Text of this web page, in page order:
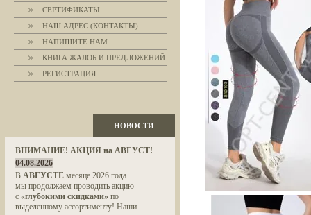
СЕРТИФИКАТЫ
НАШ АДРЕС (КОНТАКТЫ)
НАПИШИТЕ НАМ
КНИГА ЖАЛОБ И ПРЕДЛОЖЕНИЙ
РЕГИСТРАЦИЯ
НОВОСТИ
ВНИМАНИЕ! АКЦИЯ на АВГУСТ!
04.08.2026
В АВГУСТЕ месяце 2026 года
мы продолжаем проводить акцию
с «глубокими скидками» по
выделенному ассортименту! Наши